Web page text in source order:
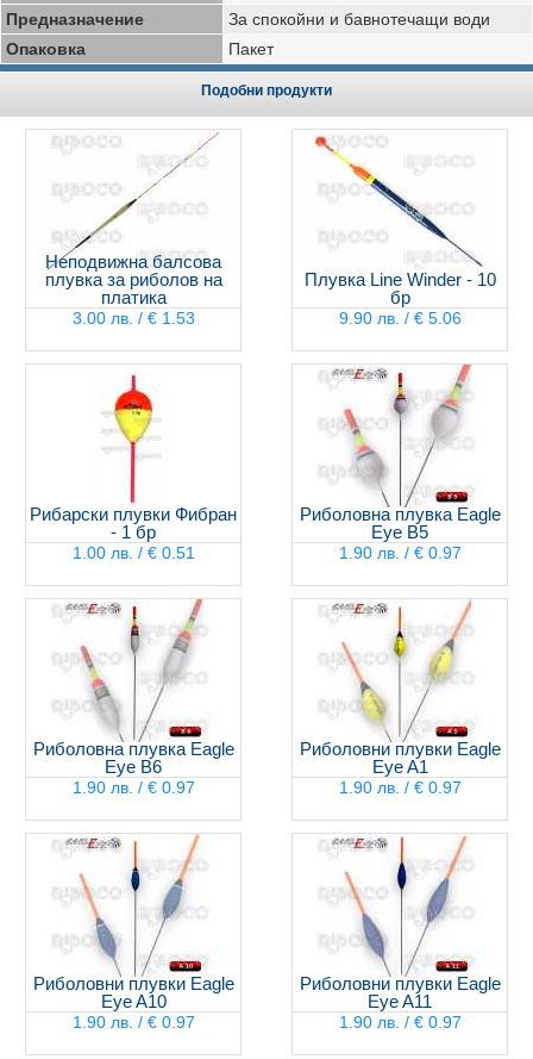
Предназначение
За спокойни и бавнотечащи води
Опаковка
Пакет
Подобни продукти
Неподвижна балсова
плувка за риболов на
платика
3.00 лв. / € 1.53
Плувка Line Winder - 10
бр
9.90 лв. / € 5.06
Рибарски плувки Фибран
- 1 бр
1.00 лв. / € 0.51
Риболовна плувка Eagle
Eye B5
1.90 лв. / € 0.97
Риболовна плувка Eagle
Eye B6
1.90 лв. / € 0.97
Риболовни плувки Eagle
Eye A1
1.90 лв. / € 0.97
Риболовни плувки Eagle
Eye A10
1.90 лв. / € 0.97
Риболовни плувки Eagle
Eye A11
1.90 лв. / € 0.97